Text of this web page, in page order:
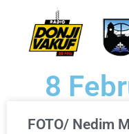
8
FOTO/ Nedim